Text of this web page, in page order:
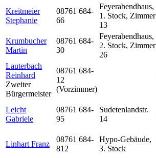
Kreitmeier
Stephanie
08761 684-
66
Feyerabendhaus,
1. Stock, Zimmer
13
Krumbucher
Martin
08761 684-
30
Feyerabendhaus,
2. Stock, Zimmer
26
Lauterbach
Reinhard
Zweiter
Bürgermeister
08761 684-
12
(Vorzimmer)
Leicht
Gabriele
08761 684-
95
Sudetenlandstr.
14
Linhart Franz
08761 684-
812
Hypo-Gebäude,
3. Stock